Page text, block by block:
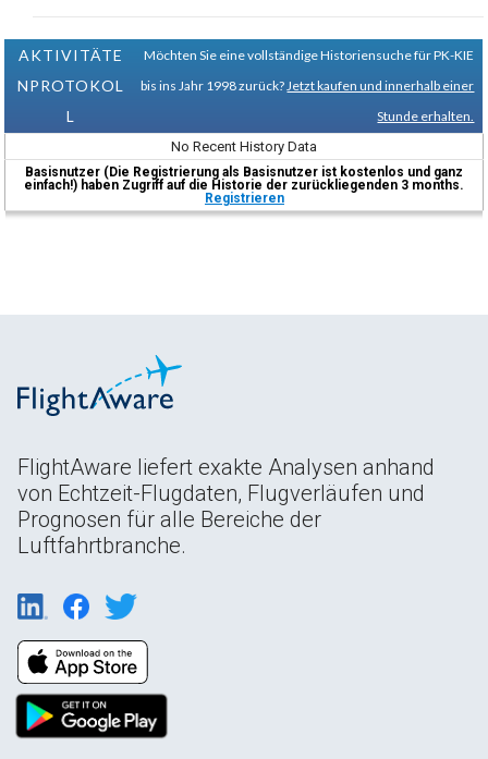
AKTIVITÄTE
NPROTOKOL
L
Möchten Sie eine vollständige Historiensuche für PK-KIE
bis ins Jahr 1998 zurück? Jetzt kaufen und innerhalb einer
Stunde erhalten.
No Recent History Data
Basisnutzer (Die Registrierung als Basisnutzer ist kostenlos und ganz
einfach!) haben Zugriff auf die Historie der zurückliegenden 3 months.
Registrieren
FlightAware liefert exakte Analysen anhand
von Echtzeit-Flugdaten, Flugverläufen und
Prognosen für alle Bereiche der
Luftfahrtbranche.